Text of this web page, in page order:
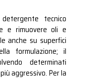
tecnico
e rimuovere oli e
anche su superfici
formulazione; il
determinati
aggressivo. Per la